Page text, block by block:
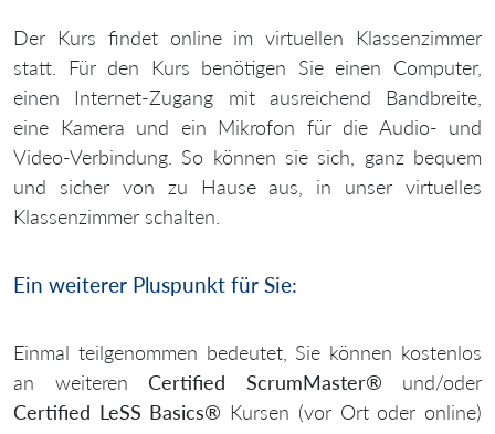
Der Kurs findet online im virtuellen Klassenzimmer
statt. Für den Kurs benötigen Sie einen Computer,
einen Internet-Zugang mit ausreichend Bandbreite,
eine Kamera und ein Mikrofon für die Audio- und
Video-Verbindung. So können sie sich, ganz bequem
und sicher von zu Hause aus, in unser virtuelles
Klassenzimmer schalten.
Ein weiterer Pluspunkt für Sie:
Einmal teilgenommen bedeutet, Sie können kostenlos
an weiteren Certified ScrumMaster® und/oder
Certified LeSS Basics® Kursen (vor Ort oder online)